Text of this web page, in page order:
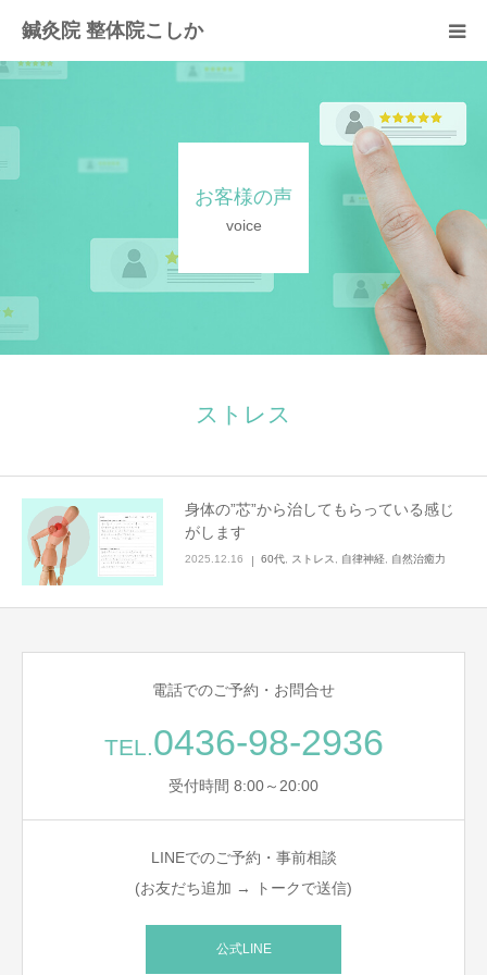
鍼灸院 整体院こしか
お客様の声
voice
ストレス
身体の”芯”から治してもらっている感じ
がします
2025.12.16 60代 ストレス 自律神経 自然治癒力
電話でのご予約・お問合せ
TEL.0436-98-2936
受付時間 8:00～20:00
LINEでのご予約・事前相談
(お友だち追加 → トークで送信)
公式LINE
初回の流れ
お客様の声